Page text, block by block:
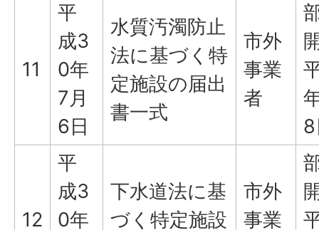
11
平
成3
0年
7月
6日
水質汚濁防止
法に基づく特
定施設の届出
書一式
市外
事業
者
12
平
成3
0年
下水道法に基
づく特定施設
市外
事業